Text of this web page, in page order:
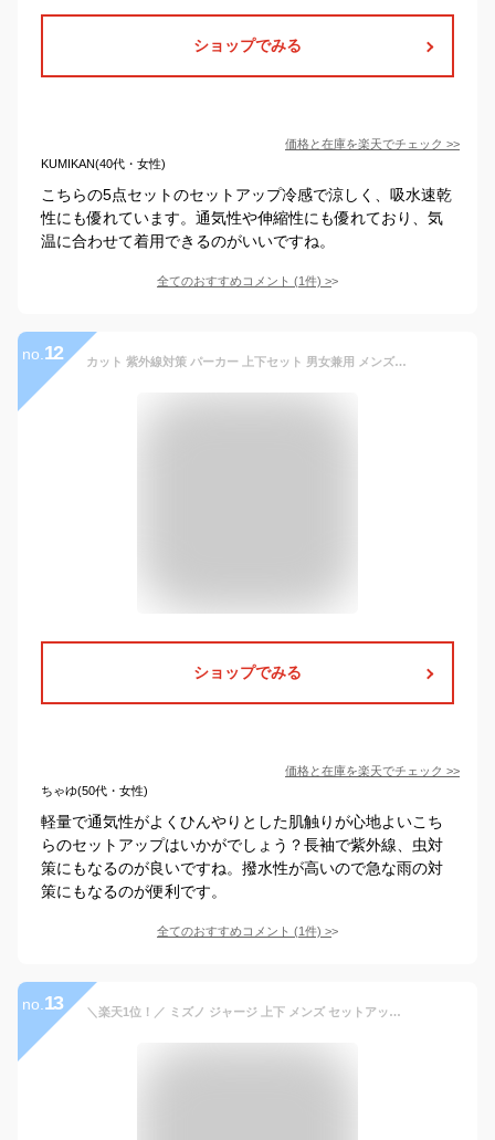
ショップでみる
価格と在庫を楽天でチェック >>
KUMIKAN(40代・女性)
こちらの5点セットのセットアップ冷感で涼しく、吸水速乾
性にも優れています。通気性や伸縮性にも優れており、気
温に合わせて着用できるのがいいですね。
全てのおすすめコメント (1件) >
no. 12 カット 紫外線対策 パーカー 上下セット 男女兼用 メンズ レディース 軽量 薄手 吸汗速乾 接触冷感 セットアップ アウトドア スポーツ フード付き 撥水 ウィンドブレーカー 長ズボン 夏 登山 釣
ショップでみる
価格と在庫を楽天でチェック >>
ちゃゆ(50代・女性)
軽量で通気性がよくひんやりとした肌触りが心地よいこち
らのセットアップはいかがでしょう？長袖で紫外線、虫対
策にもなるのが良いですね。撥水性が高いので急な雨の対
策にもなるのが便利です。
全てのおすすめコメント (1件) >
no. 13 ＼楽天1位！／ ミズノ ジャージ 上下 メンズ セットアップ ジャージ上下 吸汗 速乾 ストレッチ チーム ブランド Mizuno 32MCA125 黒 紺 灰色 上下セット 大きいサイズ 有 スポーツウェア トレーニングウェア スポーツ おしゃれ 部屋着